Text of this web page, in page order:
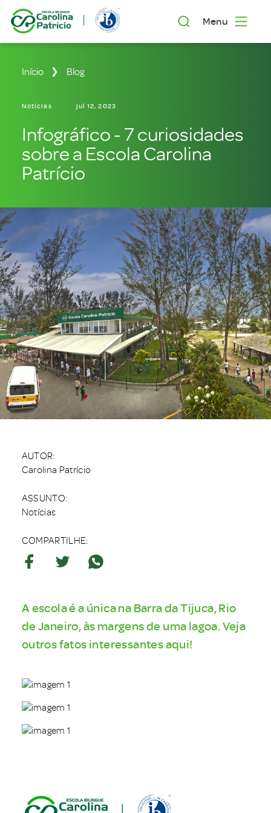
Menu
Início Blog
Notícias jul 12, 2023
Infográfico - 7 curiosidades
sobre a Escola Carolina
Patrício
AUTOR:
Carolina Patrício
ASSUNTO:
Notícias
COMPARTILHE:
A escola é a única na Barra da Tijuca, Rio
de Janeiro, às margens de uma lagoa. Veja
outros fatos interessantes aqui!